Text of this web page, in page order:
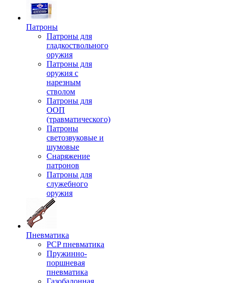
Патроны
Патроны для
гладкоствольного
оружия
Патроны для
оружия с
нарезным
стволом
Патроны для
ООП
(травматического)
Патроны
светозвуковые и
шумовые
Снаряжение
патронов
Патроны для
служебного
оружия
Пневматика
PCP пневматика
Пружинно-
поршневая
пневматика
Газобалонная